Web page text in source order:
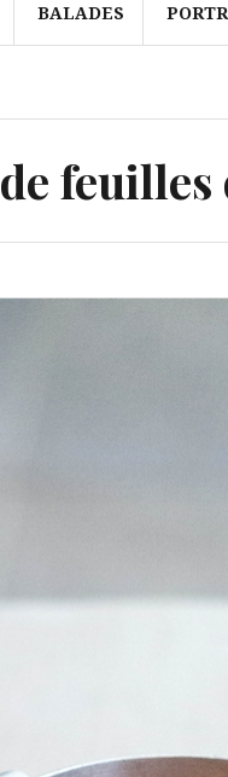
BALADES
de feuilles